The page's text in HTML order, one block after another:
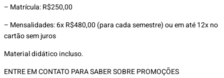
– Matrícula: R$250,00
– Mensalidades: 6x R$480,00 (para cada semestre) ou em até 12x no
cartão sem juros
Material didático incluso.
ENTRE EM CONTATO PARA SABER SOBRE PROMOÇÕES